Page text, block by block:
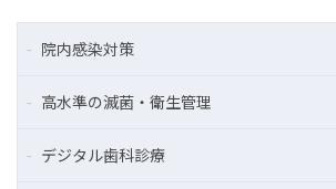
院内感染対策
高水準の滅菌・衛生管理
デジタル歯科診療